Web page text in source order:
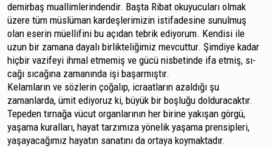
demirbaş muallimlerindendir. Başta Ribat okuyucuları olmak
üzere tüm müslüman kardeşlerimizin istifadesine sunulmuş
olan eserin müellifini bu açıdan tebrik ediyorum. Kendisi ile
uzun bir zamana dayalı birlikteliğimiz mevcuttur. Şimdiye kadar
hiç­bir vazifeyi ihmal etmemiş ve gücü nisbetinde ifa etmiş, sı­
cağı sıcağına zamanında işi başarmıştır.
Kelamların ve sözlerin çoğalıp, icraatların azaldığı şu
zamanlarda, ümit ediyoruz ki, büyük bir boşluğu doldura­caktır.
Tepeden tırnağa vücut organlarının her birine yakı­şan görgü,
yaşama kuralları, hayat tarzımıza yönelik yaşa­ma prensipleri,
yaşayacağımız hayatın sanatını da ortaya koymaktadır.